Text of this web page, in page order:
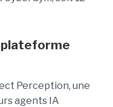
plateforme
Perception, une
agents IA